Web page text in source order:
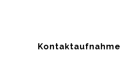
Kontaktaufnahme